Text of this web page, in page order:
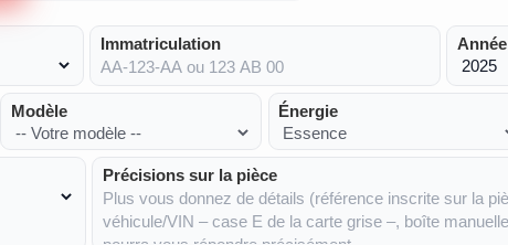
Immatriculation Année
Modèle Énergie
Précisions sur la pièce